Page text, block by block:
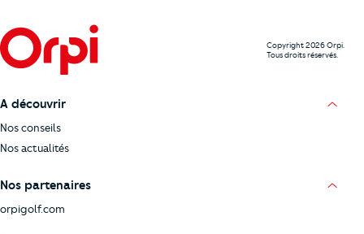
Copyright 2026 Orpi.
Tous droits réservés.
A découvrir
Nos conseils
Nos actualités
Nos partenaires
orpigolf.com